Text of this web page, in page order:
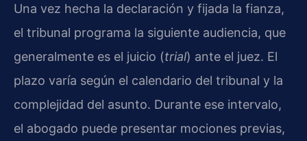
Una vez hecha la declaración y fijada la fianza,
el tribunal programa la siguiente audiencia, que
generalmente es el juicio (trial) ante el juez. El
plazo varía según el calendario del tribunal y la
complejidad del asunto. Durante ese intervalo,
el abogado puede presentar mociones previas,